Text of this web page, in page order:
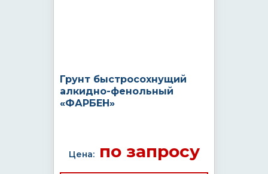
Грунт быстросохнущий
алкидно-фенольный
«ФАРБЕН»
Цена:по запросу